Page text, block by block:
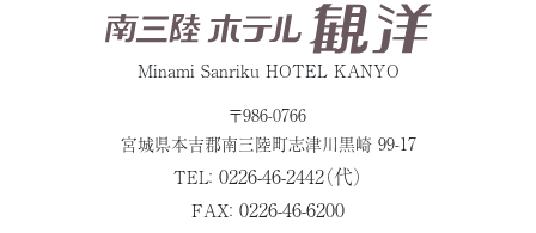
Minami Sanriku HOTEL KANYO
〒986-0766
宮城県本吉郡南三陸町志津川黒崎 99-17
TEL： 0226-46-2442（代）
FAX： 0226-46-6200